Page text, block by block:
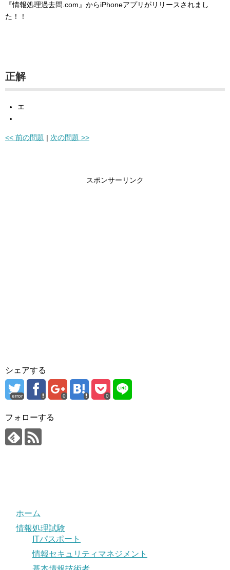
『情報処理過去問.com』からiPhoneアプリがリリースされまし
た！！
正解
エ
<< 前の問題 | 次の問題 >>
スポンサーリンク
シェアする
error 0 0
フォローする
ホーム
情報処理試験
ITパスポート
情報セキュリティマネジメント